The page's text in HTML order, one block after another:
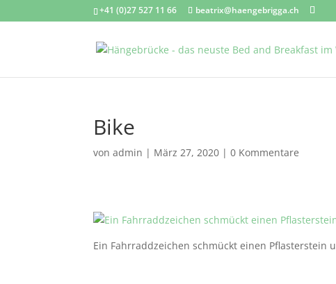
+41 (0)27 527 11 66 beatrix@haengebrigga.ch
Bike
vonadmin | März 27, 2020 |0 Kommentare
Ein Fahrraddzeichen schmückt einen Pflasterstein